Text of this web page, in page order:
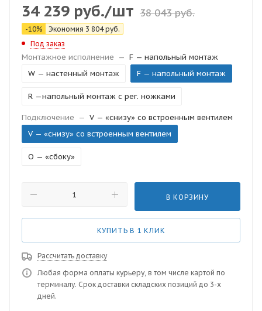
34 239 руб./шт 38 043руб.
-10% Экономия 3 804руб.
Под заказ
Монтажное исполнение — F — напольный монтаж
W — настенный монтаж
F — напольный монтаж
R —напольный монтаж с рег. ножками
Подключение — V — «снизу» со встроенным вентилем
V — «снизу» со встроенным вентилем
O — «сбоку»
В КОРЗИНУ
КУПИТЬ В 1 КЛИК
Рассчитать доставку
Любая форма оплаты курьеру, в том числе картой по
терминалу. Срок доставки складских позиций до 3-х
дней.